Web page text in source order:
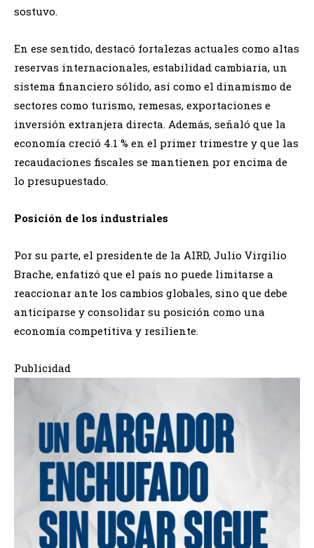
sostuvo.
En ese sentido, destacó fortalezas actuales como altas
reservas internacionales, estabilidad cambiaria, un
sistema financiero sólido, así como el dinamismo de
sectores como turismo, remesas, exportaciones e
inversión extranjera directa. Además, señaló que la
economía creció 4.1 % en el primer trimestre y que las
recaudaciones fiscales se mantienen por encima de
lo presupuestado.
Posición de los industriales
Por su parte, el presidente de la AIRD, Julio Virgilio
Brache, enfatizó que el país no puede limitarse a
reaccionar ante los cambios globales, sino que debe
anticiparse y consolidar su posición como una
economía competitiva y resiliente.
Publicidad